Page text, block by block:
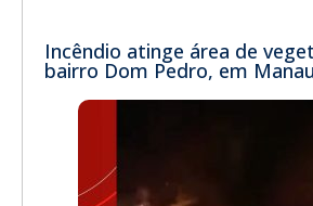
Incêndio atinge área de
bairro Dom Pedro, em